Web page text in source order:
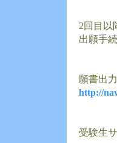
2回目以
出願手
願書出
http://
受験生